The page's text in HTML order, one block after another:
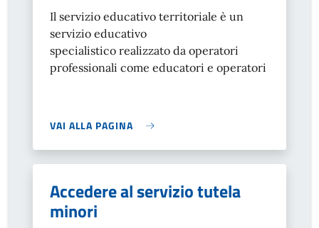
Il servizio educativo territoriale è un
servizio educativo
specialistico realizzato da operatori
professionali come educatori e operatori
VAI ALLA PAGINA
Accedere al servizio tutela
minori